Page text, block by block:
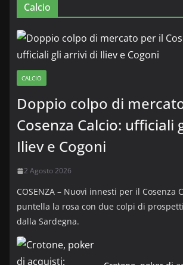
Calcio
CALCIO
Doppio colpo di
Cosenza Calcio: ufficiali
Iliev e Cogoni
2 Agosto 2026
COSENZA – Nuovi innesti per il Cosenza
puntella la rosa con due colpi di
dalla Sardegna.